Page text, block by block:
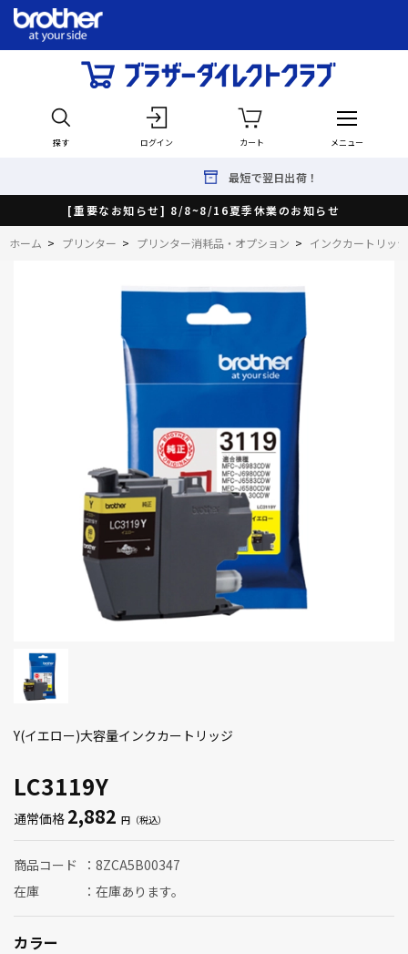
探す ログイン カート メニュー
最短で翌日出荷！
[重要なお知らせ] 8/8~8/16夏季休業のお知らせ
ホーム > プリンター > プリンター消耗品・オプション > インクカートリッジ
LC3119Y
Y(イエロー)大容量インクカートリッジ
通常価格 2,882
商品コード
8ZCA5B00347
在庫
在庫あります。
カラー